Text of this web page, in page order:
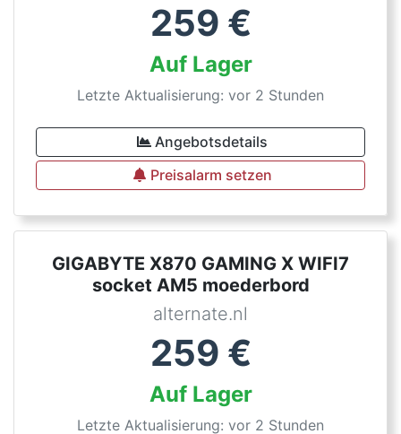
259 €
Auf Lager
Letzte Aktualisierung: vor 2 Stunden
Angebotsdetails
Preisalarm setzen
GIGABYTE X870 GAMING X WIFI7
socket AM5 moederbord
alternate.nl
259 €
Auf Lager
Letzte Aktualisierung: vor 2 Stunden